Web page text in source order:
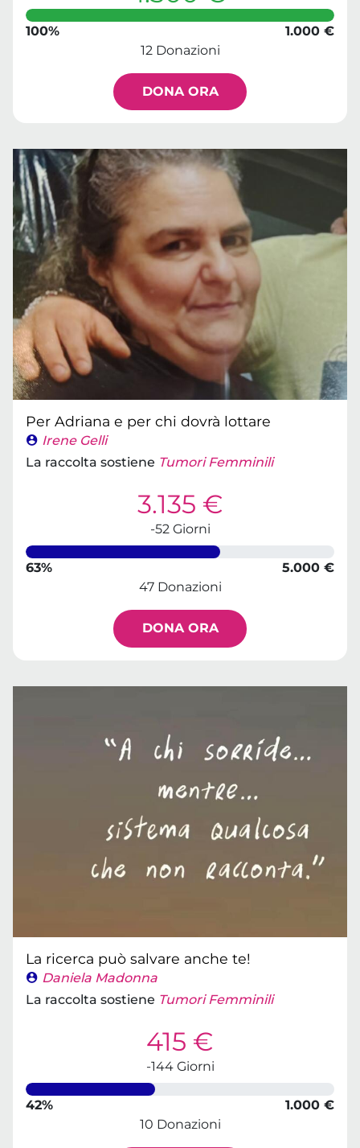
100%
1.000 €
12 Donazioni
DONA ORA
Per Adriana e per chi dovrà lottare
Irene Gelli
La raccolta sostiene Tumori Femminili
3.135 €
-52 Giorni
63%
5.000 €
47 Donazioni
DONA ORA
La ricerca può salvare anche te!
Daniela Madonna
La raccolta sostiene Tumori Femminili
415 €
-144 Giorni
42%
1.000 €
10 Donazioni